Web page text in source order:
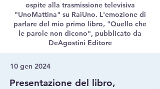
ospite alla trasmissione televisiva
"UnoMattina" su RaiUno. L'emozione di
parlare del mio primo libro, "Quello che
le parole non dicono", pubblicato da
DeAgostini Editore
10 gen 2024
Presentazione del libro,